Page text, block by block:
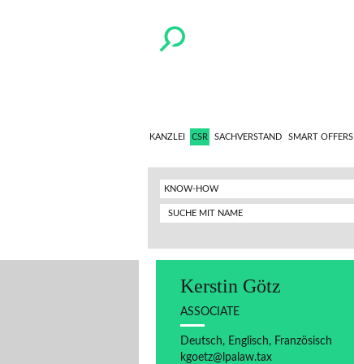
KANZLEI CSR SACHVERSTAND SMART OFFERS
KNOW-HOW
Kerstin Götz
ASSOCIATE
Deutsch, Englisch, Französisch
kgoetz@lpalaw.tax